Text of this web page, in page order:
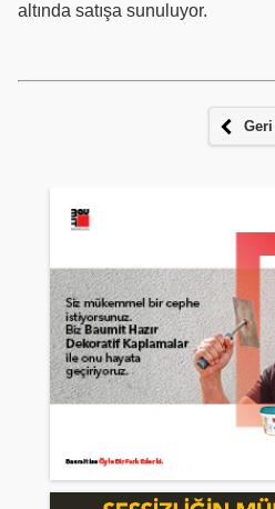
altında satışa sunuluyor.
Geri